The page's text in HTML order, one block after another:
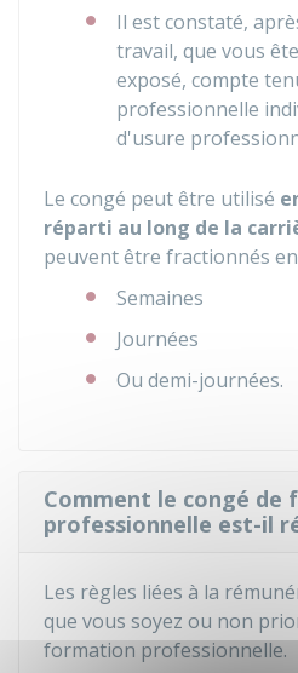
Il est constaté,
travail, que vous
exposé, compte
professionnelle
d'usure
Le congé peut être utilisé
réparti au long de la
peuvent être fractionnés
Semaines
Journées
Ou demi-journées.
Comment le congé de
professionnelle est-il
Les règles liées à la
que vous soyez ou non
formation professionnelle.